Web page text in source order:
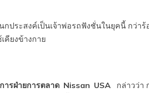
กประสงค์เป็นเจ้าพ่อรถฟังชั่นในยุคนี้ กว่า
คียงข้างกาย
ารฝ่ายการตลาด Nissan USA
กล่าวว่า